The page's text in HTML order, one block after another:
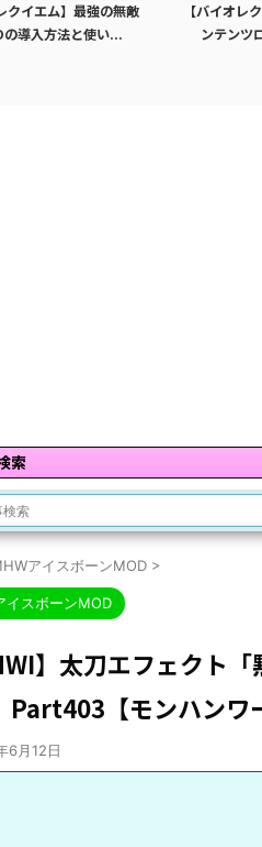
クイエム】最強の無敵
導入方法と使い...
【バイオレ
ンテンツ
索
アイスボーンMOD >
イスボーンMOD
】太刀エフェクト
Part403【モンハンワ
6月12日